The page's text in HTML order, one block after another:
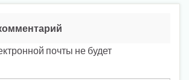
почты не будет